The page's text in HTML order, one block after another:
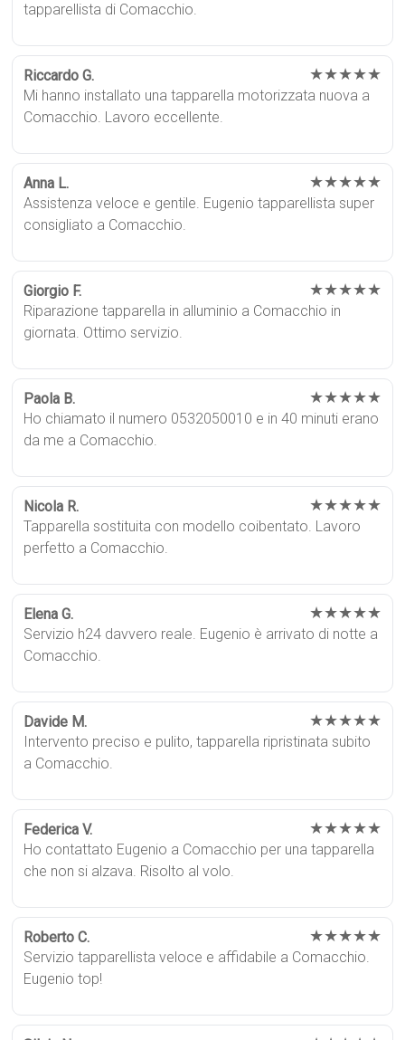
tapparellista di Comacchio.
Riccardo G. ★★★★★
Mi hanno installato una tapparella motorizzata nuova a
Comacchio. Lavoro eccellente.
Anna L. ★★★★★
Assistenza veloce e gentile. Eugenio tapparellista super
consigliato a Comacchio.
Giorgio F. ★★★★★
Riparazione tapparella in alluminio a Comacchio in
giornata. Ottimo servizio.
Paola B. ★★★★★
Ho chiamato il numero 0532050010 e in 40 minuti erano
da me a Comacchio.
Nicola R. ★★★★★
Tapparella sostituita con modello coibentato. Lavoro
perfetto a Comacchio.
Elena G. ★★★★★
Servizio h24 davvero reale. Eugenio è arrivato di notte a
Comacchio.
Davide M. ★★★★★
Intervento preciso e pulito, tapparella ripristinata subito
a Comacchio.
Federica V. ★★★★★
Ho contattato Eugenio a Comacchio per una tapparella
che non si alzava. Risolto al volo.
Roberto C. ★★★★★
Servizio tapparellista veloce e affidabile a Comacchio.
Eugenio top!